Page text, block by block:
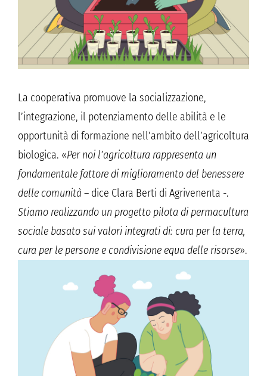
La cooperativa promuove la socializzazione,
l’integrazione, il potenziamento delle abilità e le
opportunità di formazione nell’ambito dell’agricoltura
biologica. «Per noi l’agricoltura rappresenta un
fondamentale fattore di miglioramento del benessere
delle comunità – dice Clara Berti di Agrivenenta -.
Stiamo realizzando un progetto pilota di permacultura
sociale basato sui valori integrati di: cura per la terra,
cura per le persone e condivisione equa delle risorse».